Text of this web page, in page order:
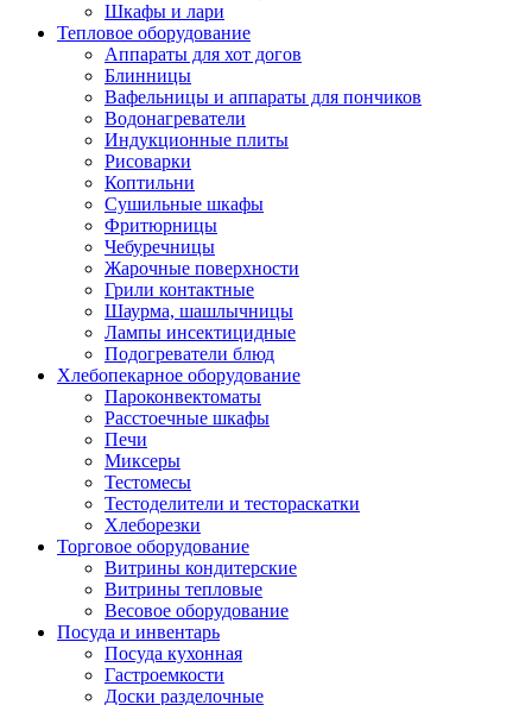
Шкафы и лари
Тепловое оборудование
Аппараты для хот догов
Блинницы
Вафельницы и аппараты для пончиков
Водонагреватели
Индукционные плиты
Рисоварки
Коптильни
Сушильные шкафы
Фритюрницы
Чебуречницы
Жарочные поверхности
Грили контактные
Шаурма, шашлычницы
Лампы инсектицидные
Подогреватели блюд
Хлебопекарное оборудование
Пароконвектоматы
Расстоечные шкафы
Печи
Миксеры
Тестомесы
Тестоделители и тестораскатки
Хлеборезки
Торговое оборудование
Витрины кондитерские
Витрины тепловые
Весовое оборудование
Посуда и инвентарь
Посуда кухонная
Гастроемкости
Доски разделочные